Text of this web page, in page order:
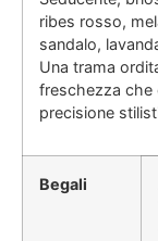
ribes rosso,
sandalo,
Una trama
freschezza che
precisione
Begali